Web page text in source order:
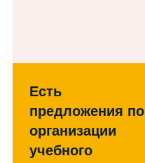
Есть
предложения по
организации
учебного